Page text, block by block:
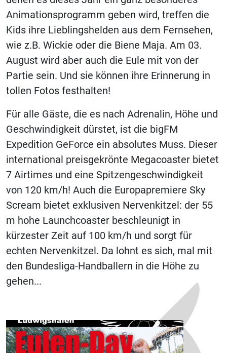
Animationsprogramm geben wird, treffen die
Kids ihre Lieblingshelden aus dem Fernsehen,
wie z.B. Wickie oder die Biene Maja. Am 03.
August wird aber auch die Eule mit von der
Partie sein. Und sie können ihre Erinnerung in
tollen Fotos festhalten!
Für alle Gäste, die es nach Adrenalin, Höhe und
Geschwindigkeit dürstet, ist die bigFM
Expedition GeForce ein absolutes Muss. Dieser
international preisgekrönte Megacoaster bietet
7 Airtimes und eine Spitzengeschwindigkeit
von 120 km/h! Auch die Europapremiere Sky
Scream bietet exklusiven Nervenkitzel: der 55
m hohe Launchcoaster beschleunigt in
kürzester Zeit auf 100 km/h und sorgt für
echten Nervenkitzel. Da lohnt es sich, mal mit
den Bundesliga-Handballern in die Höhe zu
gehen...